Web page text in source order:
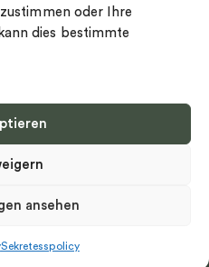
oder Ihre
dies bestimmte
ansehen
Sekretesspolicy
country
Alle Rechte vorbehalten